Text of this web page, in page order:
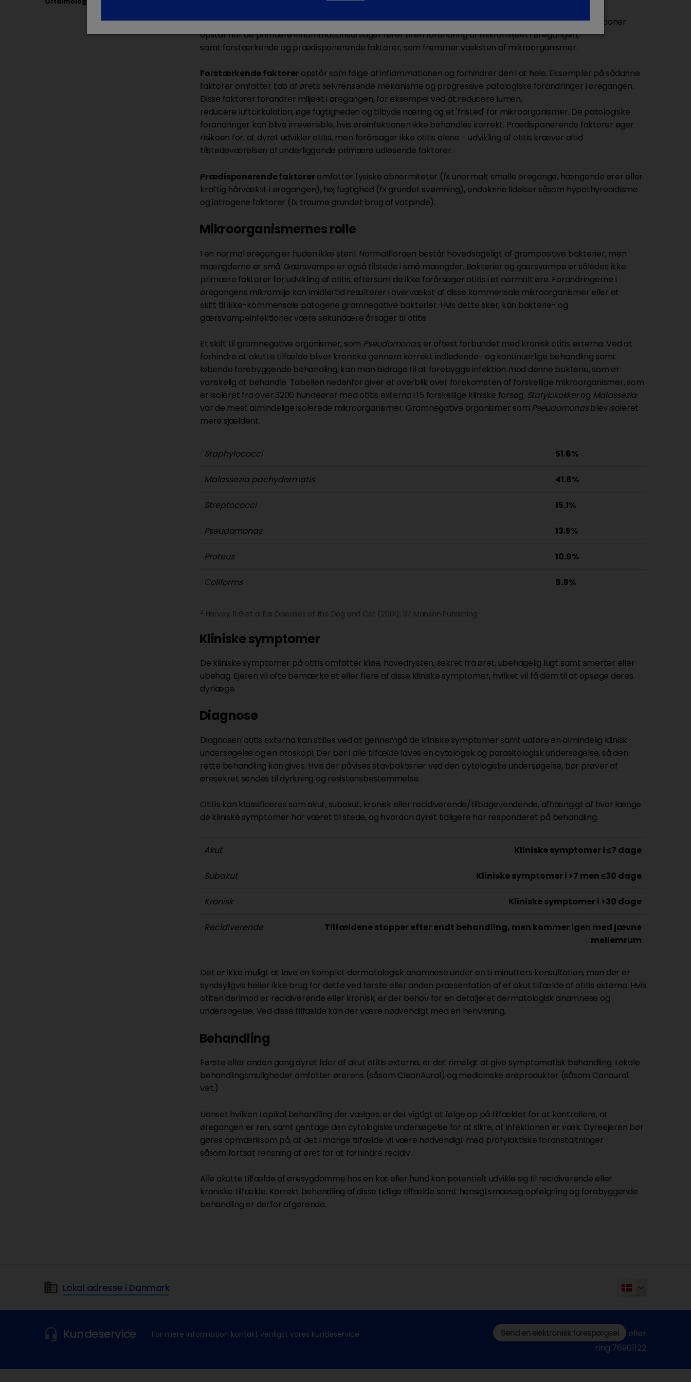
Sekundære årsagertil inflammtion inkluderer bakterielle infektioner og gærsvampeinfektioner. Infektioner
opstår når de primære inflammationsårsager fører til en forandring af mikromiljøet i øregangen,
samt forstærkende og prædisponerende faktorer, som fremmer væksten af mikroorganismer.
Forstærkende faktorer opstår som følge af inflammationen og forhindrer den i at hele. Eksempler på sådanne
faktorer omfatter tab af ørets selvrensende mekanisme og progressive patologiske forandringer i øregangen.
Disse faktorer forandrer miljøet i øregangen, for eksempel ved at reducere lumen,
reducere luftcirkulation, øge fugtigheden og tilbyde næring og et 'fristed' for mikroorganismer. De patologiske
forandringer kan blive irreversible, hvis øreinfektionen ikke behandles korrekt. Prædisponerende faktorer øger
risikoen for, at dyret udvikler otitis, men forårsager ikke otitis alene - udvikling af otitis kræver altid
tilstedeværelsen af underliggende primære udløsende faktorer.
Prædisponerende faktorer omfatter fysiske abnormiteter (fx unormalt smalle øregange, hængende ører eller
kraftig hårvækst i øregangen), høj fugtighed (fx grundet svømning), endokrine lidelser såsom hypothyreoidisme
og iatrogene faktorer (fx traume grundet brug af vatpinde).
Mikroorganismernes rolle
I en normal øregang er huden ikke steril. Normalfloraen består hovedsageligt af grampositive bakterier, men
mængderne er små. Gærsvampe er også tilstede i små mængder. Bakterier og gærsvampe er således ikke
primære faktorer for udvikling af otitis, eftersom de ikke forårsager otitis i et normalt øre. Forandringerne i
øregangens mikromiljø kan imidlertid resulterer i overvækst af disse kommensale mikroorganismer eller et
skift til ikke-kommensale patogene gramnegative bakterier. Hvis dette sker, kan bakterie- og
gærsvampeinfektioner være sekundære årsager til otitis.
Et skift til gramnegative organismer, som Pseudomonas, er oftest forbundet med kronisk otitis externa. Ved at
forhindre at akutte tilfælde bliver kroniske gennem korrekt indledende- og kontinuerlige behandling samt
løbende forebyggende behandling, kan man bidrage til at forebygge infektion mod denne bakterie, som er
vanskelig at behandle. Tabellen nedenfor giver et overblik over forekomsten af forskellige mikroorganismer, som
er isoleret fra over 3200 hundeører med otitis externa i 15 forskellige kliniske forsøg. Stafylokokkerog Malassezia
var de mest almindelige isolerede mikroorganismer. Gramnegative organismer som Pseudomonasblev isoleret
mere sjældent.
Staphylococci 51.6%
Malassezia pachydermatis 41.6%
Streptococci 15.1%
Pseudomonas 13.5%
Proteus 10.9%
Coliforms 8.8%
2 Harvey, R.G.et al Ear Diseases of the Dog and Cat (2001); 37 Manson Publishing
Kliniske symptomer
De kliniske symptomer på otitis omfatter kløe, hovedrysten, sekret fra øret, ubehagelig lugt samt smerter eller
ubehag. Ejeren vil ofte bemærke et eller flere af disse kliniske symptomer, hvilket vil få dem til at opsøge deres
dyrlæge.
Diagnose
Diagnosen otitis externa kan stilles ved at gennemgå de kliniske symptomer samt udføre en almindelig klinisk
undersøgelse og en otoskopi. Der bør i alle tilfælde laves en cytologisk og parasitologisk undersøgelse, så den
rette behandling kan gives. Hvis der påvises stavbakterier ved den cytologiske undersøgelse, bør prøver af
øresekret sendes til dyrkning og resistensbestemmelse.
Otitis kan klassificeres som akut, subakut, kronisk eller recidiverende/tilbagevendende, afhængigt af hvor længe
de kliniske symptomer har været til stede, og hvordan dyret tidligere har responderet på behandling.
Akut Kliniske symptomer i ≤7 dage
Subakut Kliniske symptomer i >7 men ≤30 dage
Kronisk Kliniske symptomer i >30 dage
Recidiverende
Tilfældene stopper efter endt behandling, men kommer igen med jævne
mellemrum
Det er ikke muligt at lave en komplet dermatologisk anamnese under en ti minutters konsultation, men der er
syndsyligvis heller ikke brug for dette ved første eller anden præsentation af et akut tilfælde af otitis externa. Hvis
otiten derimod er recidiverende eller kronisk, er der behov for en detaljeret dermatologisk anamnese og
undersøgelse. Ved disse tilfælde kan der være nødvendigt med en henvisning.
Behandling
Første eller anden gang dyret lider af akut otitis externa, er det rimeligt at give symptomatisk behandling. Lokale
behandlingsmuligheder omfatter ørerens (såsom CleanAural) og medicinske øreprodukter (såsom Canaural
vet.)
Uanset hvilken topikal behandling der vælges, er det vigtigt at følge op på tilfældet for at kontrollere, at
øregangen er ren, samt gentage den cytologiske undersøgelse for at sikre, at infektionen er væk. Dyreejeren bør
gøres opmærksom på, at det i mange tilfælde vil være nødvendigt med profylaktiske foranstaltninger
såsom fortsat rensning af øret for at forhindre recidiv.
Alle akutte tilfælde af øresygdomme hos en kat eller hund kan potentielt udvikle sig til recidiverende eller
kroniske tilfælde. Korrekt behandling af disse tidlige tilfælde samt hensigtsmæssig opfølgning og forebyggende
behandling er derfor afgørende.
Lokal adresse i Danmark
Kundeservice For mere information kontakt venligst vores kundeservice Send en elektronisk forespørgsel
eller
ring:76901122